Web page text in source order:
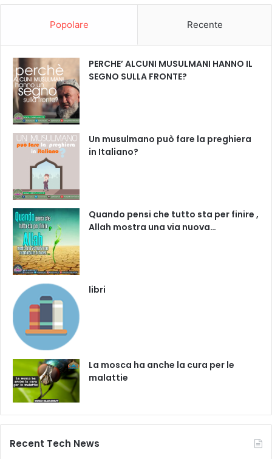
Popolare Recente
PERCHE’ ALCUNI MUSULMANI HANNO IL
SEGNO SULLA FRONTE?
Un musulmano può fare la preghiera
in Italiano?
Quando pensi che tutto sta per finire ,
Allah mostra una via nuova…
libri
La mosca ha anche la cura per le
malattie
Recent Tech News